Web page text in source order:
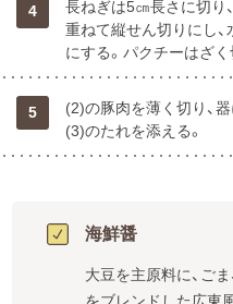
4
長ねぎは5㎝長さに切り
重ねて縦せん切りにし、
にする。パクチーはざく
5
(2)の豚肉を薄く切り、
(3)のたれを添える。
海鮮醤
大豆を主原料に、ご